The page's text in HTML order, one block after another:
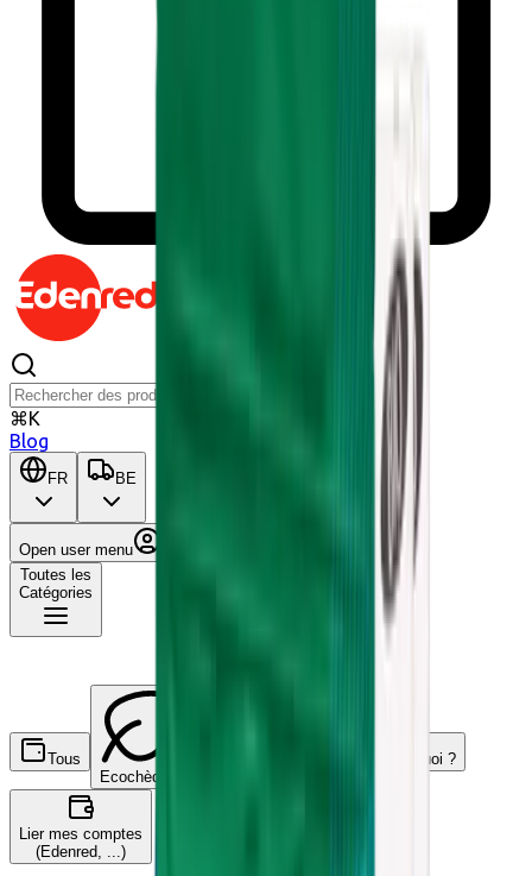
⌘K
Blog
FR BE
Open user menu
Toutes les
Catégories
Tous
Ecochèques
C'est quoi ?
Lier mes comptes
(Edenred, ...)